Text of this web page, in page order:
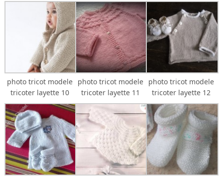
photo tricot modele
tricoter layette 10
photo tricot modele
tricoter layette 11
photo tricot modele
tricoter layette 12